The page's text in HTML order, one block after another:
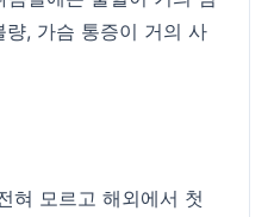
, 가슴 통증이 거의 사
혀 모르고 해외에서 첫